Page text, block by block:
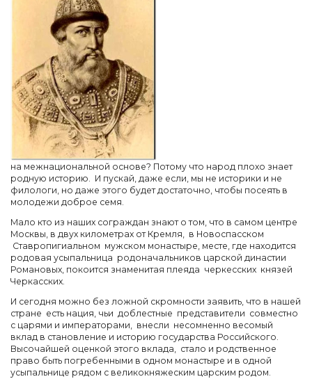
на межнациональной основе? Потому что народ плохо знает
родную историю. И пускай, даже если, мы не историки и не
филологи, но даже этого будет достаточно, чтобы посеять в
молодежи доброе семя.
Мало кто из наших сограждан знают о том, что в самом центре
Москвы, в двух километрах от Кремля, в Новоспасском
Ставропигиальном мужском монастыре, месте, где находится
родовая усыпальница родоначальников царской династии
Романовых, покоится знаменитая плеяда черкесских князей
Черкасских.
И сегодня можно без ложной скромности заявить, что в нашей
стране есть нация, чьи доблестные представители совместно
с царями и императорами, внесли несомненно весомый
вклад в становление и историю государства Российского.
Высочайшей оценкой этого вклада, стало и родственное
право быть погребенными в одном монастыре и в одной
усыпальнице рядом с великокняжеским царским родом.